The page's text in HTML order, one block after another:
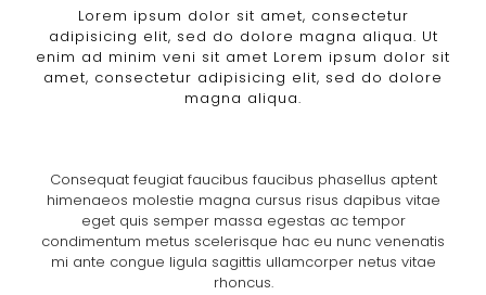
Lorem ipsum dolor sit amet, consectetur
adipisicing elit, sed do dolore magna aliqua. Ut
enim ad minim veni sit amet Lorem ipsum dolor sit
amet, consectetur adipisicing elit, sed do dolore
magna aliqua.
Consequat feugiat faucibus faucibus phasellus aptent
himenaeos molestie magna cursus risus dapibus vitae
eget quis semper massa egestas ac tempor
condimentum metus scelerisque hac eu nunc venenatis
mi ante congue ligula sagittis ullamcorper netus vitae
rhoncus.